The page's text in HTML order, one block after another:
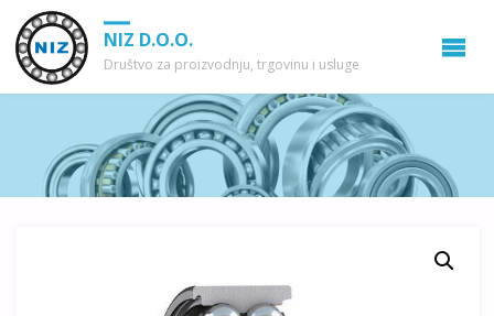
NIZ D.O.O.
Društvo za proizvodnju, trgovinu i usluge